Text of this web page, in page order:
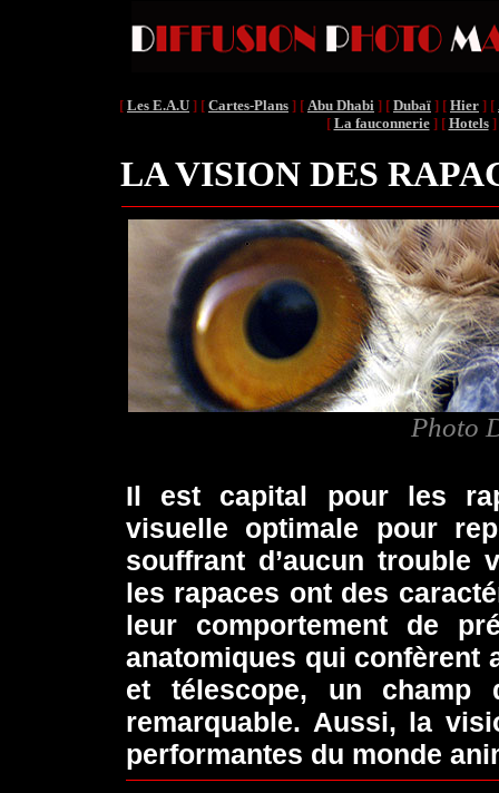
[ Les E.A.U ] [ Cartes-Plans ] [ Abu Dhabi ] [ Dubaï ] [ Hier ] [
[ La fauconnerie] [ Hotels]
LA VISION DES
Photo
Il est capital pour les
visuelle optimale pour
souffrant d’aucun trouble
les rapaces ont des
leur comportement de
anatomiques qui confèrent
et télescope, un
remarquable. Aussi, la
performantes du monde